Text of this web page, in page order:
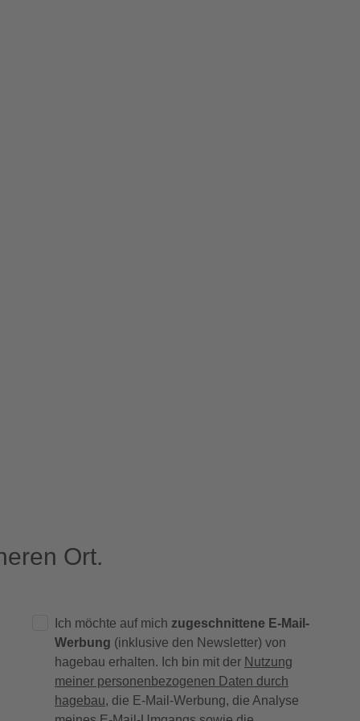
Ort.
Ich möchte auf mich zugeschnittene E-Mail-
Werbung (inklusive den Newsletter) von
hagebau erhalten. Ich bin mit der Nutzung
meiner personenbezogenen Daten durch
hagebau, die E-Mail-Werbung, die Analyse